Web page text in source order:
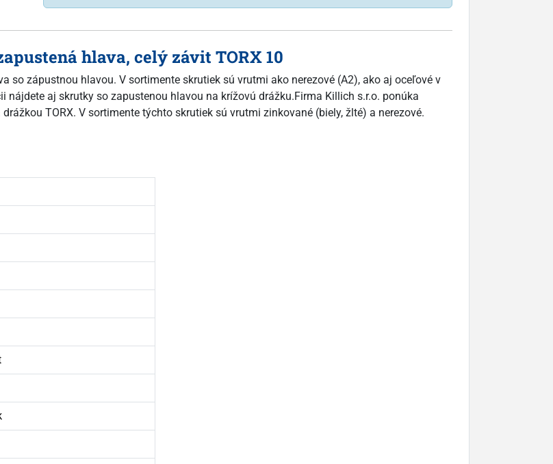
hlava, celý závit TORX 10
so zápustnou hlavou. V sortimente skrutiek sú vrutmi ako nerezové (A2), ako aj oceľové v
nájdete aj skrutky so zapustenou hlavou na krížovú drážku.Firma Killich s.r.o. ponúka
TORX. V sortimente týchto skrutiek sú vrutmi zinkované (biely, žlté) a nerezové.